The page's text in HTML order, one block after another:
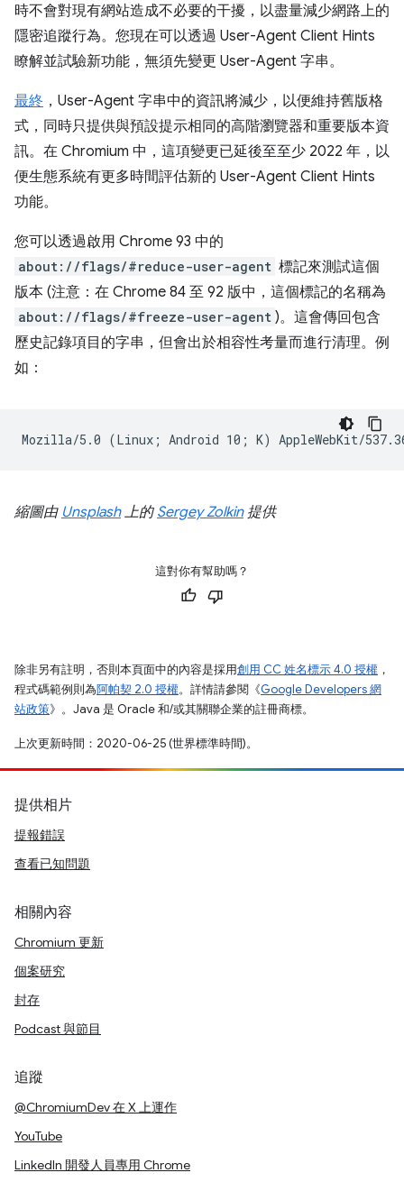
時不會對現有網站造成不必要的干擾，以盡量減少網路上的
隱密追蹤行為。您現在可以透過 User-Agent Client Hints
瞭解並試驗新功能，無須先變更 User-Agent 字串。
最終 ，User-Agent 字串中的資訊將減少，以便維持舊版格
式，同時只提供與預設提示相同的高階瀏覽器和重要版本資
訊。在 Chromium 中，這項變更已延後至至少 2022 年，以
便生態系統有更多時間評估新的 User-Agent Client Hints
功能。
您可以透過啟用 Chrome 93 中的
about://flags/#reduce-user-agent 標記來測試這個
版本 (注意：在 Chrome 84 至 92 版中，這個標記的名稱為
about://flags/#freeze-user-agent )。這會傳回包含
歷史記錄項目的字串，但會出於相容性考量而進行清理。例
如：
縮圖由 Unsplash上的 Sergey Zolkin提供
這對你有幫助嗎？
除非另有註明，否則本頁面中的內容是採用創用 CC 姓名標示 4.0 授權 ，
程式碼範例則為阿帕契 2.0 授權。詳情請參閱《Google Developers 網
站政策》。Java 是 Oracle 和/或其關聯企業的註冊商標。
上次更新時間：2020-06-25 (世界標準時間)。
提供相片
提報錯誤
查看已知問題
相關內容
Chromium 更新
個案研究
封存
Podcast 與節目
追蹤
@ChromiumDev 在 X 上運作
YouTube
LinkedIn 開發人員專用 Chrome